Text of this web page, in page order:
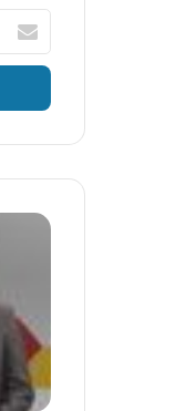
آدرس
ایمیل
خود
وارد
آگهی
جشنواره
بیست
دو